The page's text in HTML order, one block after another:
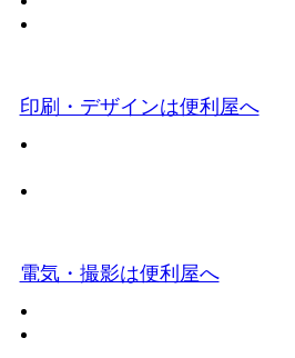
印刷・デザインは便利屋へ
電気・撮影は便利屋へ